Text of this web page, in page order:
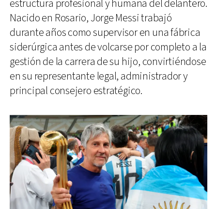
estructura profesional y humana del delantero.
Nacido en Rosario, Jorge Messi trabajó
durante años como supervisor en una fábrica
siderúrgica antes de volcarse por completo a la
gestión de la carrera de su hijo, convirtiéndose
en su representante legal, administrador y
principal consejero estratégico.